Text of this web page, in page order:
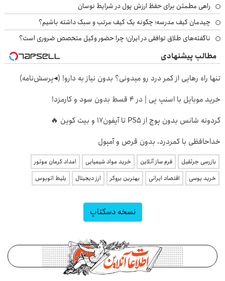
راهی مطمئن برای حفظ ارزش پول در شرایط نوسان
چیدمان کیف مدرسه؛ چگونه یک کیف مرتب و سبک داشته باشیم؟
ناگفته‌های طلاق توافقی در ایران؛ چرا حضور وکیل متخصص ضروری است؟
مطالب پیشنهادی
تنها راه رهایی از کمر درد رو میدونی؟ بدون نیاز به دارو! (◂پرسش‌نامه)
خرید موبایل با اسنپ پی | در ۴ قسط بدون سود و کارمزد!
گردونه شانس بدون پوچ از PS5 تا آیفون17 و بیت کوین 🔥
خداحافظی با کمردرد، بدون قرص و آمپول
بازرسی جرثقیل فرم ساز آنلاین خرید مواد شیمیایی
امداد کرمان موتور
خرید یوسی
اقتصاد ایرانی بهترین بروکر ارز دیجیتال بلیط اتوبوس
نسخه دسکتاپ